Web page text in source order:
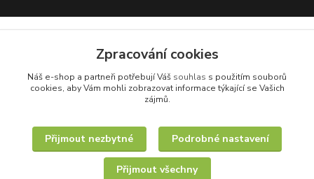
Zpracování cookies
Náš e-shop a partneři potřebují Váš souhlas s použitím souborů
cookies, aby Vám mohli zobrazovat informace týkající se Vašich
zájmů.
Přijmout nezbytné Podrobné nastavení
Přijmout všechny